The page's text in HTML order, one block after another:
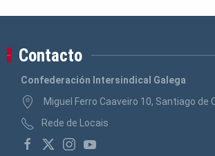
Contacto
Confederación Intersindical Galega
Miguel Ferro Caaveiro 10, Santiago de
Rede de Locais